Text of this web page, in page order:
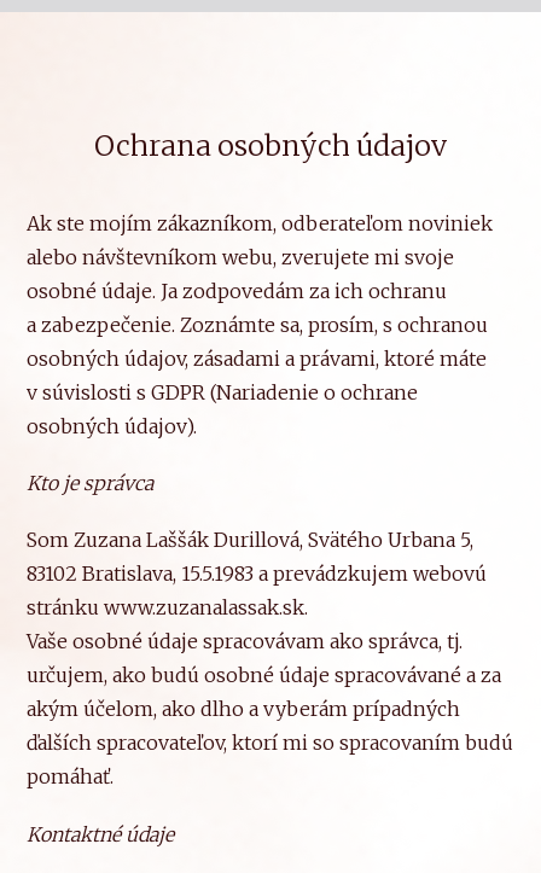
Ochrana osobných údajov
Ak ste mojím zákazníkom, odberateľom noviniek
alebo návštevníkom webu, zverujete mi svoje
osobné údaje. Ja zodpovedám za ich ochranu
a zabezpečenie. Zoznámte sa, prosím, s ochranou
osobných údajov, zásadami a právami, ktoré máte
v súvislosti s GDPR (Nariadenie o ochrane
osobných údajov).
Kto je správca
Som Zuzana Laššák Durillová, Svätého Urbana 5,
83102 Bratislava, 15.5.1983 a prevádzkujem webovú
stránku www.zuzanalassak.sk.
Vaše osobné údaje spracovávam ako správca, tj.
určujem, ako budú osobné údaje spracovávané a za
akým účelom, ako dlho a vyberám prípadných
ďalších spracovateľov, ktorí mi so spracovaním budú
pomáhať.
Kontaktné údaje